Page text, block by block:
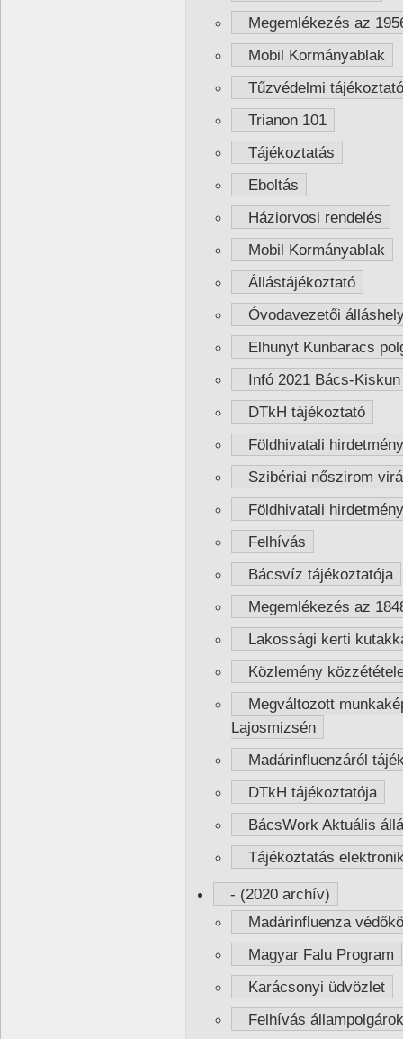
Megemlékezés az
Mobil Kormányablak
Tűzvédelmi
Trianon 101
Tájékoztatás
Eboltás
Háziorvosi rendelés
Mobil Kormányablak
Állástájékoztató
Óvodavezetői
Elhunyt Kunbaracs
Infó 2021 Bács-
DTkH tájékoztató
Földhivatali hirdetmény
Szibériai nőszirom
Földhivatali hirdetmény
Felhívás
Bácsvíz tájékoztatója
Megemlékezés az
Lakossági kerti
Közlemény
Megváltozott
Lajosmizsén
Madárinfluenzáról
DTkH tájékoztatója
BácsWork Aktuális
Tájékoztatás
- (2020 archív)
Madárinfluenza
Magyar Falu Program
Karácsonyi üdvözlet
Felhívás